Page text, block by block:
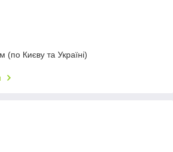
(по Києву та Україні)